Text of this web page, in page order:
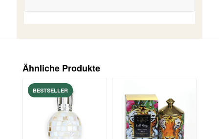
Ähnliche Produkte